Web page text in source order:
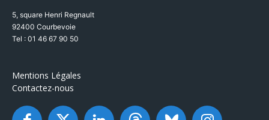
5, square Henri Regnault
92400 Courbevoie
Tel : 01 46 67 90 50
Mentions Légales
Contactez-nous